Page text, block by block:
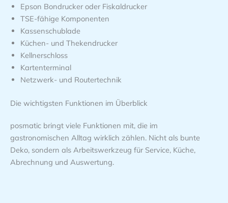
Epson Bondrucker oder Fiskaldrucker
TSE-fähige Komponenten
Kassenschublade
Küchen- und Thekendrucker
Kellnerschloss
Kartenterminal
Netzwerk- und Routertechnik
Die wichtigsten Funktionen im Überblick
posmatic bringt viele Funktionen mit, die im
gastronomischen Alltag wirklich zählen. Nicht als bunte
Deko, sondern als Arbeitswerkzeug für Service, Küche,
Abrechnung und Auswertung.